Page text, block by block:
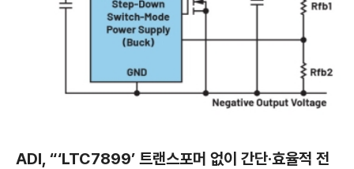
ADI, “‘LTC7899’ 트랜스포머 없이 간단·효율적 전